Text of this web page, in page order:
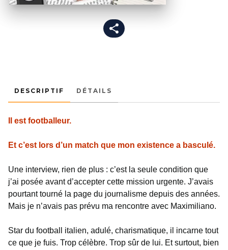
DESCRIPTIF DÉTAILS
Il est footballeur.
Et c’est lors d’un match que mon existence a basculé.
Une interview, rien de plus : c’est la seule condition que
j’ai posée avant d’accepter cette mission urgente. J’avais
pourtant tourné la page du journalisme depuis des années.
Mais je n’avais pas prévu ma rencontre avec Maximiliano.
Star du football italien, adulé, charismatique, il incarne tout
ce que je fuis. Trop célèbre. Trop sûr de lui. Et surtout, bien